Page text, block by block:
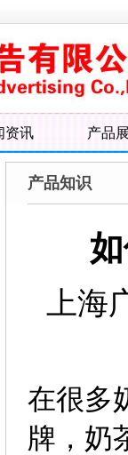
资讯 产品
产品知识
上海
在很多
牌，奶